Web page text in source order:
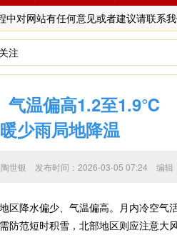
对网站有任何意见或者建议请联系我
注
气温偏高1.2至1.9℃
少雨局地降温
世银 发布时间：2026-03-05 07:24 编
降水偏少、气温偏高。月内冷空气
范短时积雪，北部地区则应注意大